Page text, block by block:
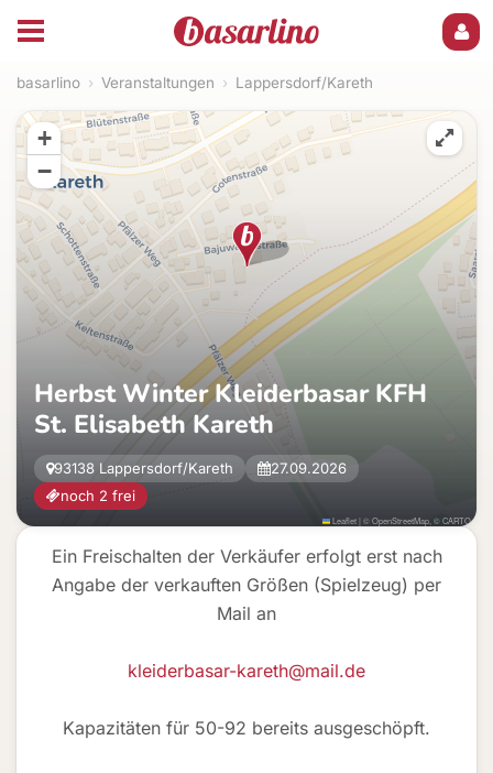
basarlino › Veranstaltungen › Lappersdorf/Kareth
Ein Freischalten der Verkäufer erfolgt erst nach
Angabe der verkauften Größen (Spielzeug) per
Mail an
kleiderbasar-kareth@mail.de
Kapazitäten für 50-92 bereits ausgeschöpft.
Herbst Winter Kleiderbasar KFH
St. Elisabeth Kareth
93138 Lappersdorf/Kareth
27.09.2026
noch 2 frei
+
−
Leaflet|©OpenStreetMap , ©CARTO